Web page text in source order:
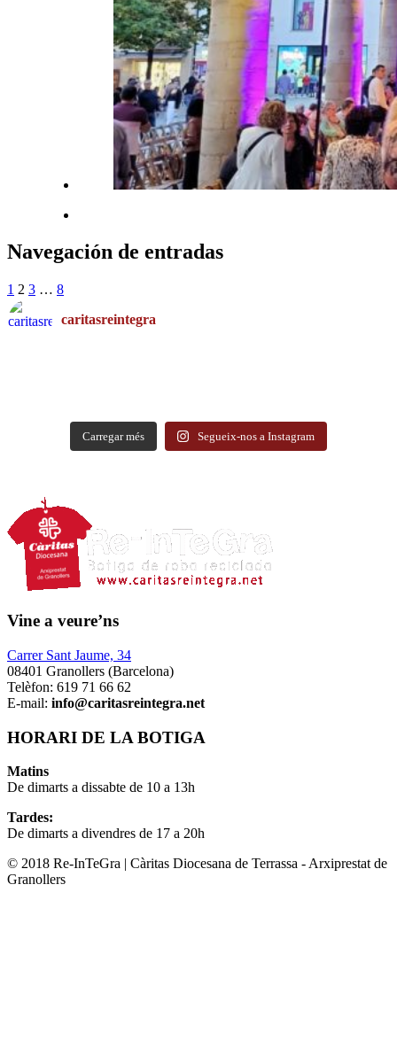
Navegación de entradas
1 2 3 … 8
caritasreintegra
Carregar més Segueix-nos a Instagram
Vine a veure’ns
Carrer Sant Jaume, 34
08401 Granollers (Barcelona)
Telèfon: 619 71 66 62
E-mail: info@caritasreintegra.net
HORARI DE LA BOTIGA
Matins
De dimarts a dissabte de 10 a 13h
Tardes:
De dimarts a divendres de 17 a 20h
© 2018 Re-InTeGra | Càritas Diocesana de Terrassa - Arxiprestat de
Granollers